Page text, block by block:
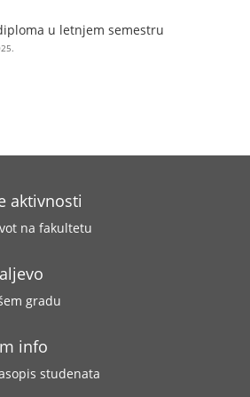
u letnjem semestru
aktivnosti
na fakultetu
gradu
info
studenata